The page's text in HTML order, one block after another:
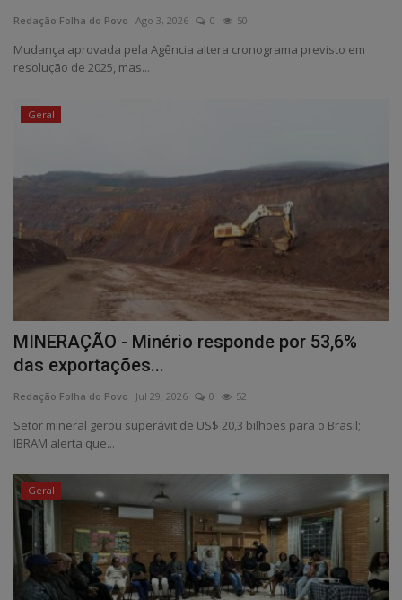
Edições em PDF
Redação Folha do Povo Ago 3, 2026 0 50
Mudança aprovada pela Agência altera cronograma previsto em
resolução de 2025, mas...
Geral
MINERAÇÃO - Minério responde por 53,6%
das exportações...
Redação Folha do Povo Jul 29, 2026 0 52
Setor mineral gerou superávit de US$ 20,3 bilhões para o Brasil;
IBRAM alerta que...
Geral